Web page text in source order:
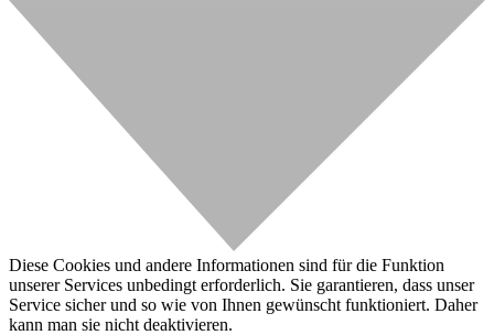
Diese Cookies und andere Informationen sind für die Funktion
unserer Services unbedingt erforderlich. Sie garantieren, dass unser
Service sicher und so wie von Ihnen gewünscht funktioniert. Daher
kann man sie nicht deaktivieren.